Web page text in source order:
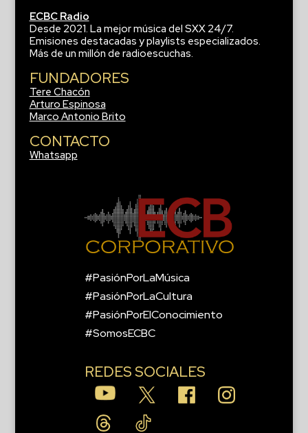
ECBC Radio
Desde 2021. La mejor música del SXX 24/7.
Emisiones destacadas y playlists especializados.
Más de un millón de radioescuchas.
FUNDADORES
Tere Chacón
Arturo Espinosa
Marco Antonio Brito
CONTACTO
Whatsapp
#PasiónPorLaMúsica
#PasiónPorLaCultura
#PasiónPorElConocimiento
#SomosECBC
REDES SOCIALES